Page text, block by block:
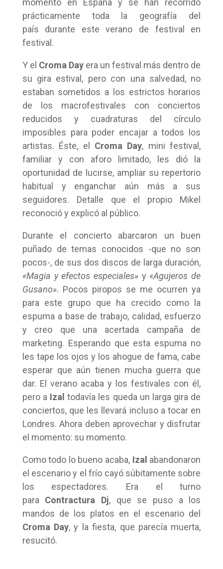
momento en España y se han recorrido
prácticamente toda la geografía del
país durante este verano de festival en
festival.
Y el Croma Dayera un festival más dentro de
su gira estival, pero con una salvedad, no
estaban sometidos a los estrictos horarios
de los macrofestivales con conciertos
reducidos y cuadraturas del círculo
imposibles para poder encajar a todos los
artistas. Éste, el Croma Day, mini festival,
familiar y con aforo limitado, les dió la
oportunidad de lucirse, ampliar su repertorio
habitual y enganchar aún más a sus
seguidores. Detalle que el propio Mikel
reconoció y explicó al público.
Durante el concierto abarcaron un buen
puñado de temas conocidos -que no son
pocos-, de sus dos discos de larga duración,
«Magia y efectos especiales» y «Agujeros de
Gusano». Pocos piropos se me ocurren ya
para este grupo que ha crecido como la
espuma a base de trabajo, calidad, esfuerzo
y creo que una acertada campaña de
marketing. Esperando que esta espuma no
les tape los ojos y los ahogue de fama, cabe
esperar que aún tienen mucha guerra que
dar. El verano acaba y los festivales con él,
pero a Izal todavía les queda un larga gira de
conciertos, que les llevará incluso a tocar en
Londres. Ahora deben aprovechar y disfrutar
el momento: su momento.
Como todo lo bueno acaba, Izal abandonaron
el escenario y el frío cayó súbitamente sobre
los espectadores. Era el turno
para Contractura Dj, que se puso a los
mandos de los platos en el escenario del
Croma Day, y la fiesta, que parecía muerta,
resucitó.